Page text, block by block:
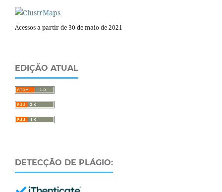
Acessos a partir de 30 de maio de 2021
EDIÇÃO ATUAL
DETECÇÃO DE PLÁGIO: